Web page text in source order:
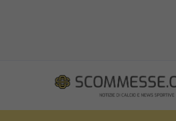
contenuto